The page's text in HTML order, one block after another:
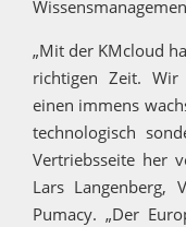
„Mit der KMcloud
richtigen Zeit.
einen immens
technologisch
Vertriebsseite her
Lars Langenberg,
Pumacy. „Der